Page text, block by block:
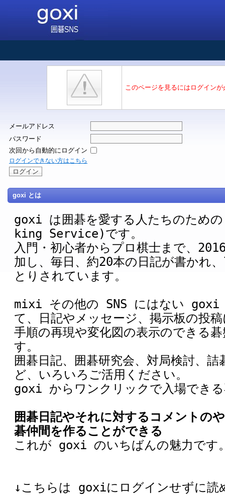
このページを見るにはログインが
メールアドレス
パスワード
次回から自動的にログイン
ログインできない方はこちら
goxi とは
goxi は囲碁を愛する人たちのた
king Service)です。
入門・初心者からプロ棋士まで、
加し、毎日、約20本の日記が書かれ
とりされています。
mixi その他の SNS にはない goxi
て、日記やメッセージ、掲示板の投
手順の再現や変化図の表示のできる
す。
囲碁日記、囲碁研究会、対局検討、
ど、いろいろご活用ください。
goxi からワンクリックで入場でき
囲碁日記やそれに対するコメントの
碁仲間を作ることができる
これが goxi のいちばんの魅力です
↓こちらは goxiにログインせずに読